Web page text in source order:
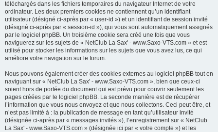
téléchargés dans les fichiers temporaires du navigateur Internet de votre
ordinateur. Les deux premiers cookies ne contiennent qu’un identifiant
utilisateur (désigné ci-après par « user-id ») et un identifiant de session invité
(désigné ci-après par « session-id »), qui vous sont automatiquement assignés
par le logiciel phpBB. Un troisième cookie sera créé une fois que vous
naviguerez sur les sujets de « NetClub La Sax' - www.Saxo-VTS.com » et est
utilisé pour stocker les informations sur les sujets que vous avez lus, ce qui
améliore votre navigation sur le forum.
Nous pouvons également créer des cookies externes au logiciel phpBB tout en
naviguant sur « NetClub La Sax' - www.Saxo-VTS.com », bien que ceux-ci
soient hors de portée du document qui est prévu pour couvrir seulement les
pages créées par le logiciel phpBB. La seconde manière est de récupérer
l’information que vous nous envoyez et que nous collectons. Ceci peut être, et
n’est pas limité à : la publication de message en tant qu’utilisateur invité
(désignée ci-après par « messages invités »), l’enregistrement sur « NetClub
La Sax' - www.Saxo-VTS.com » (désignée ici par « votre compte ») et les